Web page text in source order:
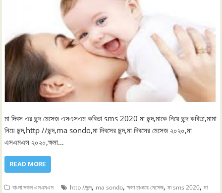
মা দিবস এর ছন্দ মেসেজ এসএসএম কবিতা sms 2020 মা ছন্দ,মাকে নিয়ে ছন্দ কবিতা,মামা
নিয়ে ছন্দ,http //ছন্দ,ma sondo,মা দিবসের ছন্দ,মা দিবসের মেসেজ ২০২০,মা
এসএমএস ২০২০,ক্ষমা…
READ MORE
বাংলা সকল এসএমএস http //ছন্দ, ma sondo,ক্ষমা চাওয়ার মেসেজ,মা sms 2020,মা